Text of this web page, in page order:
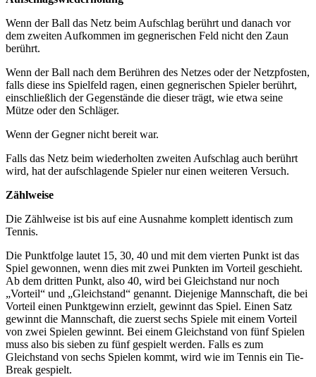
Wenn der Ball das Netz beim Aufschlag berührt und danach vor
dem zweiten Aufkommen im gegnerischen Feld nicht den Zaun
berührt.
Wenn der Ball nach dem Berühren des Netzes oder der Netzpfosten,
falls diese ins Spielfeld ragen, einen gegnerischen Spieler berührt,
einschließlich der Gegenstände die dieser trägt, wie etwa seine
Mütze oder den Schläger.
Wenn der Gegner nicht bereit war.
Falls das Netz beim wiederholten zweiten Aufschlag auch berührt
wird, hat der aufschlagende Spieler nur einen weiteren Versuch.
Zählweise
Die Zählweise ist bis auf eine Ausnahme komplett identisch zum
Tennis.
Die Punktfolge lautet 15, 30, 40 und mit dem vierten Punkt ist das
Spiel gewonnen, wenn dies mit zwei Punkten im Vorteil geschieht.
Ab dem dritten Punkt, also 40, wird bei Gleichstand nur noch
„Vorteil“ und „Gleichstand“ genannt. Diejenige Mannschaft, die bei
Vorteil einen Punktgewinn erzielt, gewinnt das Spiel. Einen Satz
gewinnt die Mannschaft, die zuerst sechs Spiele mit einem Vorteil
von zwei Spielen gewinnt. Bei einem Gleichstand von fünf Spielen
muss also bis sieben zu fünf gespielt werden. Falls es zum
Gleichstand von sechs Spielen kommt, wird wie im Tennis ein Tie-
Break gespielt.